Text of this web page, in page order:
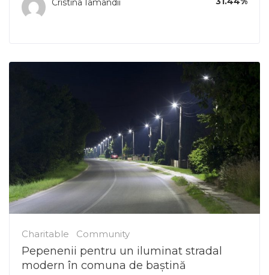
Cristina Iamandii
Charitable Community
Pepenenii pentru un iluminat stradal
modern în comuna de baștină